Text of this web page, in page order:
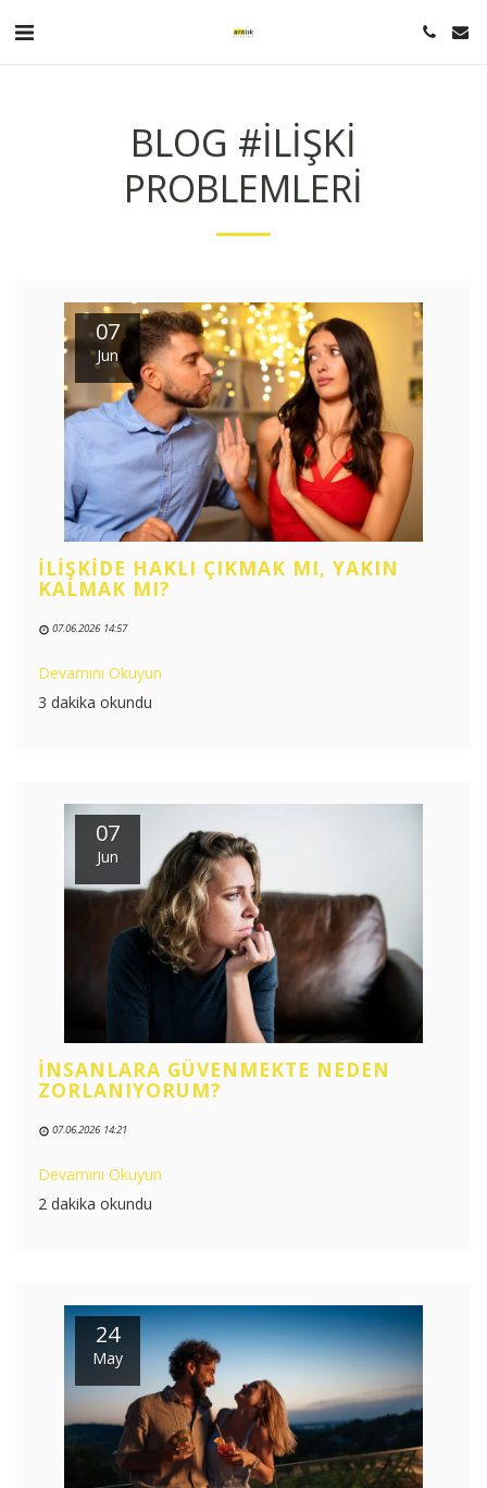
BLOG #ILIŞKI
PROBLEMLERI
07
Jun
İLIŞKIDE HAKLI ÇIKMAK MI, YAKIN
KALMAK MI?
07.06.2026 14:57
Devamını Okuyun
3 dakika okundu
07
Jun
İNSANLARA GÜVENMEKTE NEDEN
ZORLANIYORUM?
07.06.2026 14:21
Devamını Okuyun
2 dakika okundu
24
May